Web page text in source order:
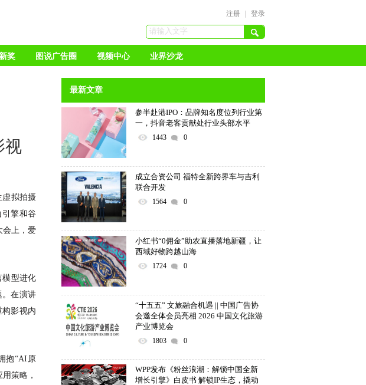
注册
登录
奖 图说广告圈 视频中心 业界沙龙
视
虚拟拍摄
引擎和谷
会上，爱
模型进化
。在演讲
影视内
抱“AI原
策略，
最新文章
参半赴港IPO：品牌知名度位列行业第
一，抖音老客贡献处行业头部水平
1443 0
成立合资公司 福特全新跨界车与吉利
联合开发
1564 0
小红书“0佣金”助农直播落地新疆，让
西域好物跨越山海
1724 0
“十五五” 文旅融合机遇 || 中国广告协
会邀全体会员亮相 2026 中国文化旅游
产业博览会
1803 0
WPP发布《粉丝浪潮：解锁中国全新
增长引擎》白皮书 解锁IP生态，撬动